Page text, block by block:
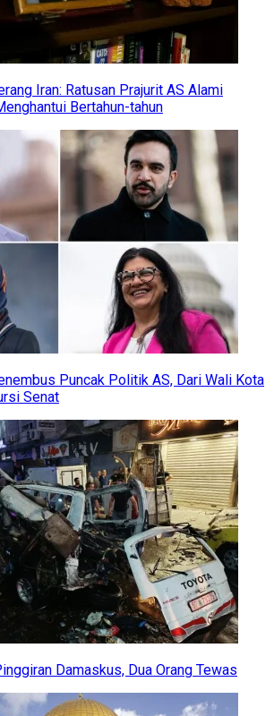
Iran: Ratusan Prajurit AS Alami
Bertahun-tahun
Puncak Politik AS, Dari Wali Kota
Senat
Damaskus, Dua Orang Tewas